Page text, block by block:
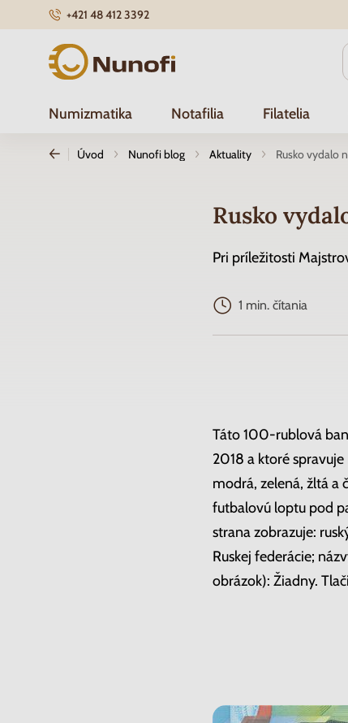
+421 48 412 3392
Nunofi.sk
Numizmatika Notafilia Filatelia
Úvod Nunofi blog Aktuality Rusko vydalo
Rusko
Pri príležitosti
1 min. čítania
Táto 100-rublová
2018 a ktoré
modrá, zelená, žltá a
futbalovú loptu pod
strana zobrazuje:
Ruskej federácie;
obrázok): Žiadny.